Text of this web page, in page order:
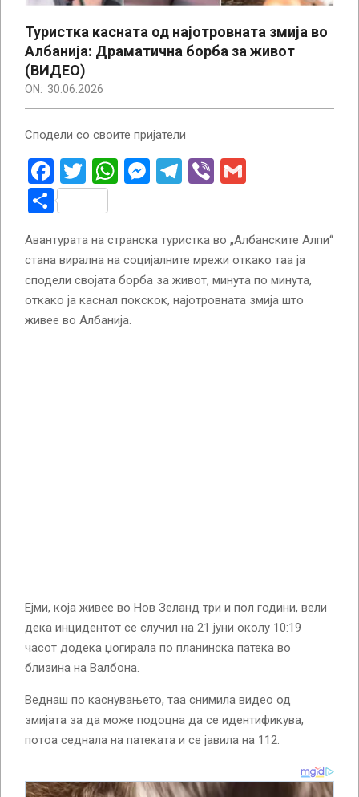
Туристка касната од најотровната змија во
Албанија: Драматична борба за живот
(ВИДЕО)
ON: 30.06.2026
Сподели со своите пријатели
Facebook
TwitterWhatsApp
Messenger
Telegram
Viber
Share
Авантурата на странска туристка во „Албанските Алпи“
стана вирална на социјалните мрежи откако таа ја
сподели својата борба за живот, минута по минута,
откако ја каснал покскок, најотровната змија што
живее во Албанија.
Ејми, која живее во Нов Зеланд три и пол години, вели
дека инцидентот се случил на 21 јуни околу 10:19
часот додека џогирала по планинска патека во
близина на Валбона.
Веднаш по каснувањето, таа снимила видео од
змијата за да може подоцна да се идентификува,
потоа седнала на патеката и се јавила на 112.